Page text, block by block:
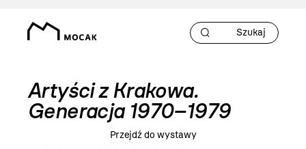
Artyści z Krakowa.
Generacja 1970–1979
Przejdź do wystawy